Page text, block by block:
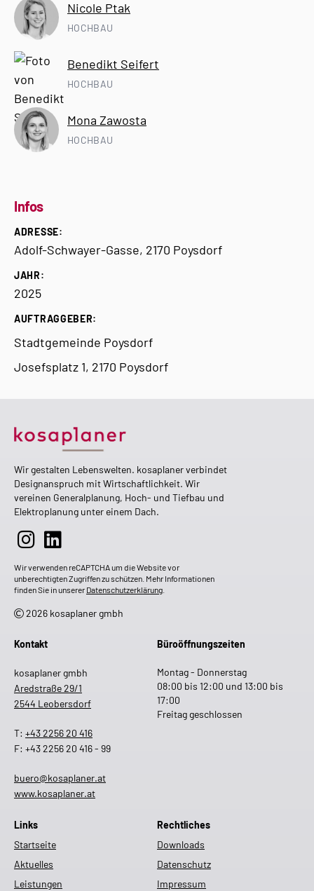
Nicole Ptak
HOCHBAU
Benedikt Seifert
HOCHBAU
Mona Zawosta
HOCHBAU
Infos
ADRESSE:
Adolf-Schwayer-Gasse, 2170 Poysdorf
JAHR:
2025
AUFTRAGGEBER:
Stadtgemeinde Poysdorf
Josefsplatz 1, 2170 Poysdorf
Wir gestalten Lebenswelten. kosaplaner verbindet
Designanspruch mit Wirtschaftlichkeit. Wir
vereinen Generalplanung, Hoch- und Tiefbau und
Elektroplanung unter einem Dach.
Wir verwenden reCAPTCHA um die Website vor
unberechtigten Zugriffen zu schützen. Mehr Informationen
finden Sie in unserer Datenschutzerklärung
2026 kosaplaner gmbh
Kontakt
kosaplaner gmbh
Aredstraße 29/1
2544 Leobersdorf
T: +43 2256 20 416
F: +43 2256 20 416 - 99
buero@kosaplaner.at
www.kosaplaner.at
Büroöffnungszeiten
Montag - Donnerstag
08:00 bis 12:00 und 13:00 bis
17:00
Freitag geschlossen
Links
Startseite
Aktuelles
Leistungen
Rechtliches
Downloads
Datenschutz
Impressum